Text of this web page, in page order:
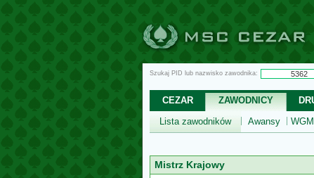
Szukaj PID lub nazwisko zawodnika:
CEZAR ZAWODNICY
Lista zawodników
Awansy
Mistrz Krajowy